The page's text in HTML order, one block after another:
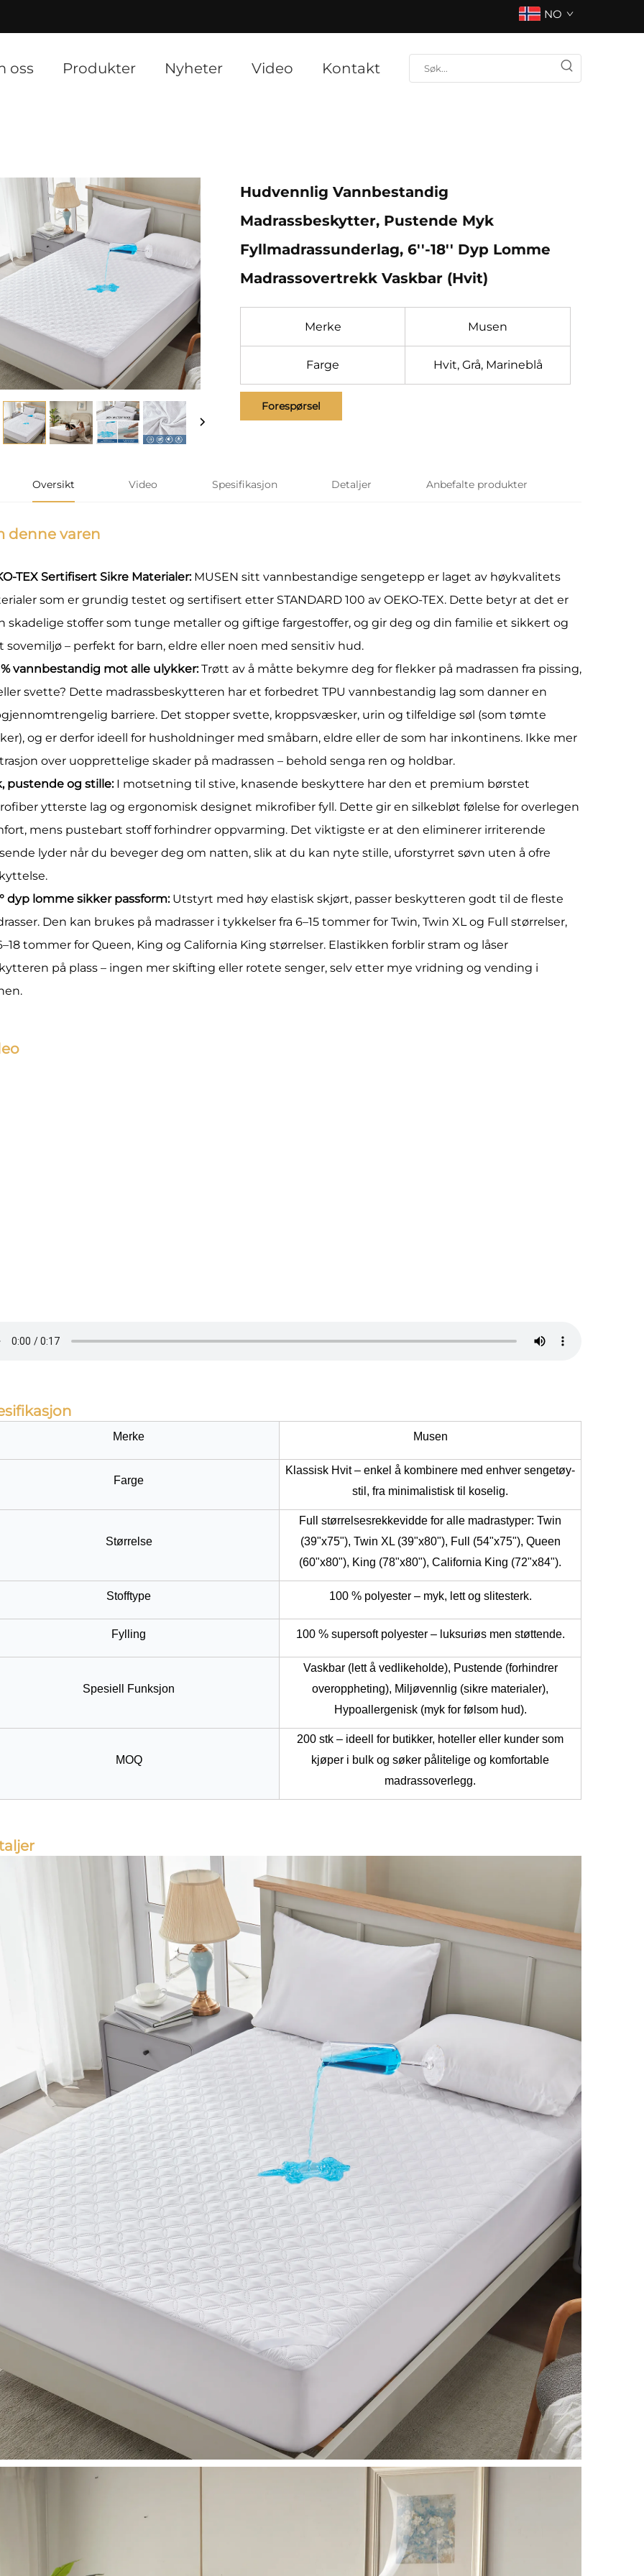
NO
oss Produkter Nyheter Video Kontakt
Hudvennlig Vannbestandig
Madrassbeskytter, Pustende Myk
Fyllmadrassunderlag, 6''-18'' Dyp Lomme
Madrassovertrekk Vaskbar (Hvit)
Merke Musen
Farge Hvit, Grå, Marineblå
Forespørsel
Oversikt Video Spesifikasjon Detaljer Anbefalte produkter
denne varen
TEX Sertifisert Sikre Materialer: MUSEN sitt vannbestandige sengetepp er laget av høykvalitets
som er grundig testet og sertifisert etter STANDARD 100 av OEKO-TEX. Dette betyr at det er
skadelige stoffer som tunge metaller og giftige fargestoffer, og gir deg og din familie et sikkert og
sovemiljø – perfekt for barn, eldre eller noen med sensitiv hud.
% vannbestandig mot alle ulykker:Trøtt av å måtte bekymre deg for flekker på madrassen fra pissing,
svette? Dette madrassbeskytteren har et forbedret TPU vannbestandig lag som danner en
barriere. Det stopper svette, kroppsvæsker, urin og tilfeldige søl (som tømte
og er derfor ideell for husholdninger med småbarn, eldre eller de som har inkontinens. Ikke mer
over uopprettelige skader på madrassen – behold senga ren og holdbar.
pustende og stille: I motsetning til stive, knasende beskyttere har den et premium børstet
ytterste lag og ergonomisk designet mikrofiber fyll. Dette gir en silkebløt følelse for overlegen
mens pustebart stoff forhindrer oppvarming. Det viktigste er at den eliminerer irriterende
lyder når du beveger deg om natten, slik at du kan nyte stille, uforstyrret søvn uten å ofre
dyp lomme sikker passform: Utstyrt med høy elastisk skjørt, passer beskytteren godt til de fleste
Den kan brukes på madrasser i tykkelser fra 6–15 tommer for Twin, Twin XL og Full størrelser,
tommer for Queen, King og California King størrelser. Elastikken forblir stram og låser
på plass – ingen mer skifting eller rotete senger, selv etter mye vridning og vending i
Merke Musen
Farge
Klassisk Hvit – enkel å kombinere med enhver sengetøy-
stil, fra minimalistisk til koselig.
Størrelse
Full størrelsesrekkevidde for alle madrastyper: Twin
(39"x75"), Twin XL (39"x80"), Full (54"x75"), Queen
(60"x80"), King (78"x80"), California King (72"x84").
Stofftype 100 % polyester – myk, lett og slitesterk.
Fylling 100 % supersoft polyester – luksuriøs men støttende.
Spesiell Funksjon
Vaskbar (lett å vedlikeholde), Pustende (forhindrer
overoppheting), Miljøvennlig (sikre materialer),
Hypoallergenisk (myk for følsom hud).
MOQ
200 stk – ideell for butikker, hoteller eller kunder som
kjøper i bulk og søker pålitelige og komfortable
madrassoverlegg.